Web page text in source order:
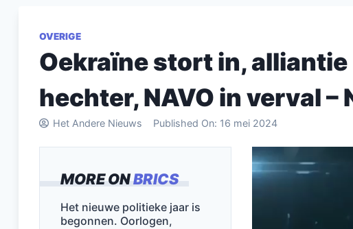
OVERIGE
Oekraïne stort in,
hechter, NAVO in verval
Het Andere Nieuws Published On: 16 mei 2024
MORE ONBRICS
Het nieuwe politieke jaar is
begonnen. Oorlogen,
Videospeler